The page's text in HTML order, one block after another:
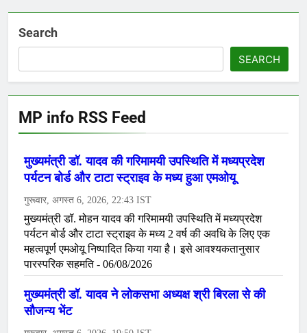
Search
SEARCH
MP info RSS Feed